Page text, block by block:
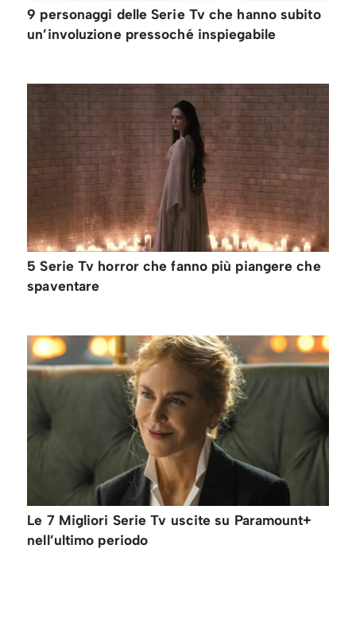
9 personaggi delle Serie Tv che hanno subito
un’involuzione pressoché inspiegabile
5 Serie Tv horror che fanno più piangere che
spaventare
Le 7 Migliori Serie Tv uscite su Paramount+
nell’ultimo periodo